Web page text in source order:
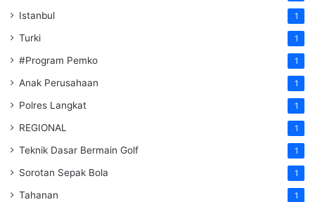
Istanbul 1
Turki 1
#Program Pemko 1
Anak Perusahaan 1
Polres Langkat 1
REGIONAL 1
Teknik Dasar Bermain Golf 1
Sorotan Sepak Bola 1
Tahanan 1